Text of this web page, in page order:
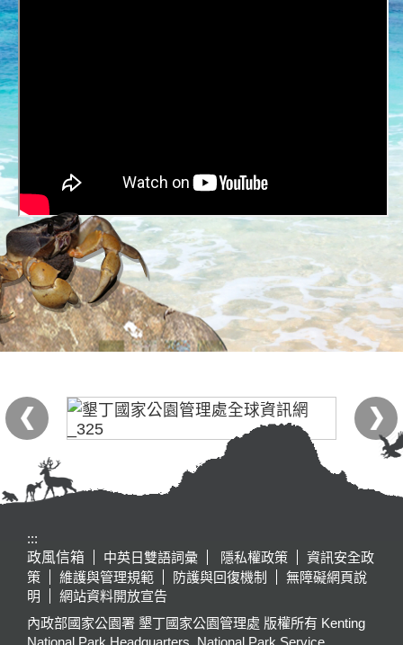
:::
政風信箱
中英日雙語詞彙 隱私權政策
資訊安全政
策
維護與管理規範 防護與回復機制
無障礙網頁說
明
網站資料開放宣告
內政部國家公園署 墾丁國家公園管理處 版權所有 Kenting
National Park Headquarters, National Park Service,